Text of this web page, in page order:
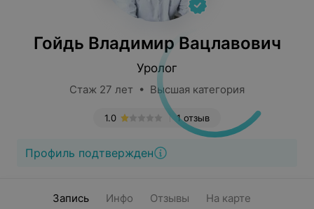
Гойдь Владимир Вацлавович
Уролог
Стаж 27 лет • Высшая категория
1 отзыв
1.0
Профиль подтвержден
Запись Инфо Отзывы На карте